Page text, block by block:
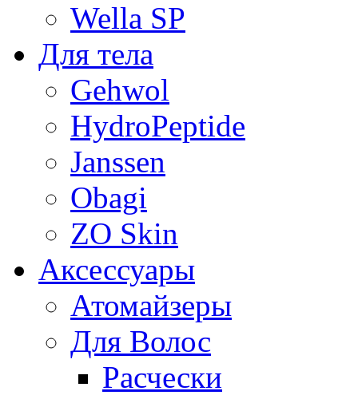
Wella SP
Для тела
Gehwol
HydroPeptide
Janssen
Obagi
ZO Skin
Aксессуары
Атомайзеры
Для Волос
Расчески